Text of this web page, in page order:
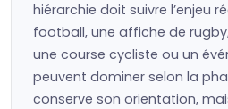
hiérarchie doit suivre l’enjeu
football, une affiche de
une course cycliste ou un
peuvent dominer selon la
conserve son orientation,